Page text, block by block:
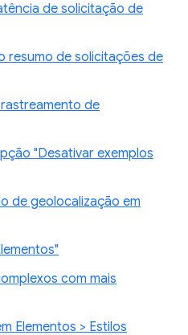
de solicitação de
resumo de solicitações de
de
"Desativar exemplos
de geolocalização em
com mais
Elementos > Estilos